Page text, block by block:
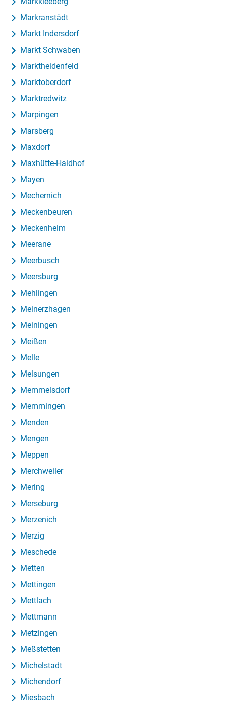
Markranstädt
Markt Indersdorf
Markt Schwaben
Marktheidenfeld
Marktoberdorf
Marktredwitz
Marpingen
Marsberg
Maxdorf
Maxhütte-Haidhof
Mayen
Mechernich
Meckenbeuren
Meckenheim
Meerane
Meerbusch
Meersburg
Mehlingen
Meinerzhagen
Meiningen
Meißen
Melle
Melsungen
Memmelsdorf
Memmingen
Menden
Mengen
Meppen
Merchweiler
Mering
Merseburg
Merzenich
Merzig
Meschede
Metten
Mettingen
Mettlach
Mettmann
Metzingen
Meßstetten
Michelstadt
Michendorf
Miesbach